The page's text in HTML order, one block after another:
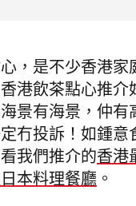
，是不少香港家
港飲茶點心推介
景有海景，仲有
冇投訴！如鍾意
我們推介的香港
本料理餐廳 。